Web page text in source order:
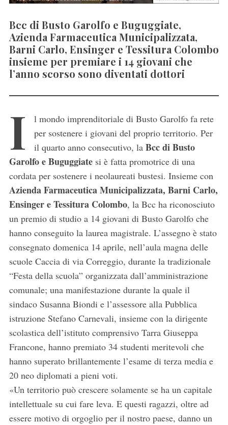
Bcc di Busto Garolfo e Buguggiate,
Azienda Farmaceutica Municipalizzata,
Barni Carlo, Ensinger e Tessitura Colombo
insieme per premiare i 14 giovani che
l’anno scorso sono diventati dottori
I
l mondo imprenditoriale di Busto Garolfo fa rete
per sostenere i giovani del proprio territorio. Per
il quarto anno consecutivo, la Bcc di Busto
Garolfo e Buguggiatesi è fatta promotrice di una
cordata per sostenere i neolaureati bustesi. Insieme con
Azienda Farmaceutica Municipalizzata, Barni Carlo,
Ensinger e Tessitura Colombo, la Bcc ha riconosciuto
un premio di studio a 14 giovani di Busto Garolfo che
hanno conseguito la laurea magistrale. L’assegno è stato
consegnato domenica 14 aprile, nell’aula magna delle
scuole Caccia di via Correggio, durante la tradizionale
“Festa della scuola” organizzata dall’amministrazione
comunale; una manifestazione durante la quale il
sindaco Susanna Biondi e l’assessore alla Pubblica
istruzione Stefano Carnevali, insieme con la dirigente
scolastica dell’istituto comprensivo Tarra Giuseppa
Francone, hanno premiato 34 studenti meritevoli che
hanno superato brillantemente l’esame di terza media e
20 neo diplomati a pieni voti.
«Un territorio può crescere solamente se ha un capitale
intellettuale su cui fare leva. E questi ragazzi, oltre ad
essere motivo di orgoglio per il nostro paese, danno un